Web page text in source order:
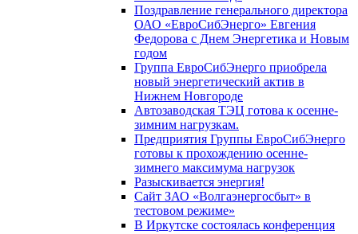
Поздравление генерального директора
ОАО «ЕвроСибЭнерго» Евгения
Федорова с Днем Энергетика и Новым
годом
Группа ЕвроСибЭнерго приобрела
новый энергетический актив в
Нижнем Новгороде
Автозаводская ТЭЦ готова к осенне-
зимним нагрузкам.
Предприятия Группы ЕвроСибЭнерго
готовы к прохождению осенне-
зимнего максимума нагрузок
Разыскивается энергия!
Сайт ЗАО «Волгаэнергосбыт» в
тестовом режиме»
В Иркутске состоялась конференция